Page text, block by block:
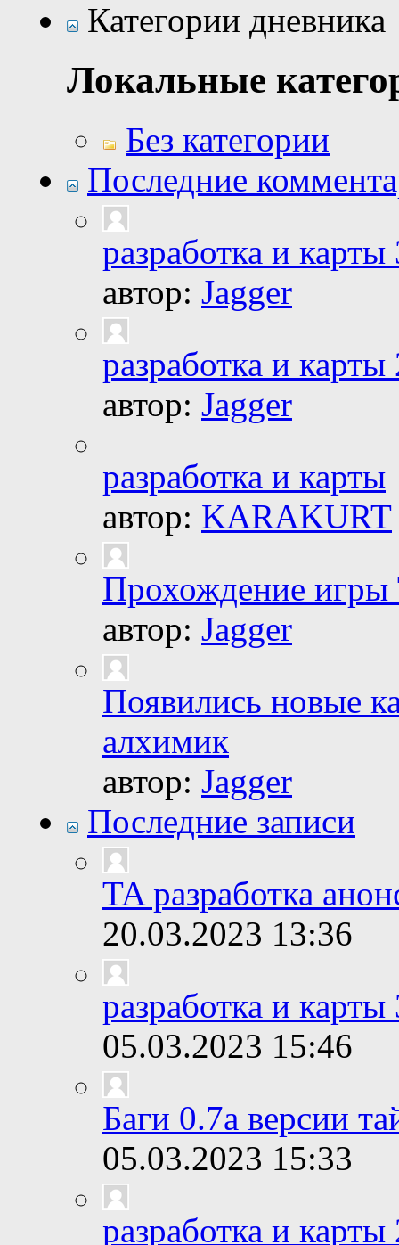
Категории дневника
Локальные
Без категории
Последние
разработка и карты
автор: Jagger
разработка и карты
автор: Jagger
разработка и карты
автор: KARAKURT
Прохождение
автор: Jagger
Появились новые
алхимик
автор: Jagger
Последние записи
TA разработка
20.03.2023 13:36
разработка и карты
05.03.2023 15:46
Баги 0.7а версии
05.03.2023 15:33
разработка и карты